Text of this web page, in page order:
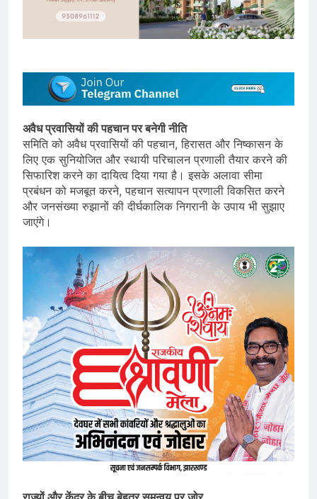
अवैध प्रवासियों की पहचान पर बनेगी नीति
समिति को अवैध प्रवासियों की पहचान, हिरासत और निष्कासन के
लिए एक सुनियोजित और स्थायी परिचालन प्रणाली तैयार करने की
सिफारिश करने का दायित्व दिया गया है। इसके अलावा सीमा
प्रबंधन को मजबूत करने, पहचान सत्यापन प्रणाली विकसित करने
और जनसंख्या रुझानों की दीर्घकालिक निगरानी के उपाय भी सुझाए
जाएंगे।